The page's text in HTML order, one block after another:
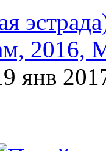
2016,
янв